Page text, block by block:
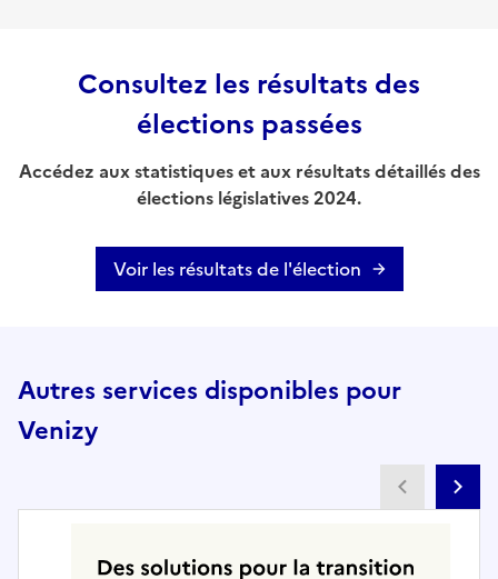
Consultez les résultats des
élections passées
Accédez aux statistiques et aux résultats détaillés des
élections législatives 2024.
Voir les résultats de l'élection
Autres services disponibles pour
Venizy